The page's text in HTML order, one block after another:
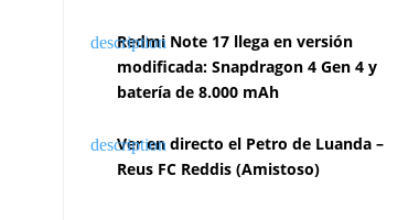
Redmi Note 17 llega en versión
modificada: Snapdragon 4 Gen 4 y
batería de 8.000 mAh
Ver en directo el Petro de Luanda –
Reus FC Reddis (Amistoso)